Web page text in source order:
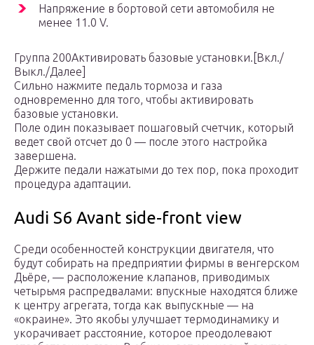
Напряжение в бортовой сети автомобиля не
менее 11.0 V.
Группа 200Активировать базовые установки.[Вкл./
Выкл./Далее]
Сильно нажмите педаль тормоза и газа
одновременно для того, чтобы активировать
базовые установки.
Поле один показывает пошаговый счетчик, который
ведет свой отсчет до 0 — после этого настройка
завершена.
Держите педали нажатыми до тех пор, пока проходит
процедура адаптации.
Audi S6 Avant side-front view
Среди особенностей конструкции двигателя, что
будут собирать на предприятии фирмы в венгерском
Дьёре, — расположение клапанов, приводимых
четырьмя распредвалами: впускные находятся ближе
к центру агрегата, тогда как выпускные — на
«окраине». Это якобы улучшает термодинамику и
укорачивает расстояние, которое преодолевают